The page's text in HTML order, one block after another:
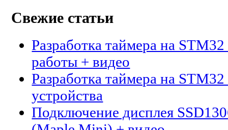
Свежие статьи
Разработка таймера на
работы + видео
Разработка таймера на
устройства
Подключение дисплея